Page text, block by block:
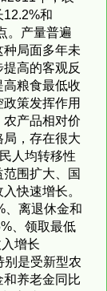
12.2%和
。产量普遍
局面多年未
高的客观反
粮食最低收
策发挥作用
产品相对价
，存在很大
人均转移性
围扩大、国
快速增长。
、离退休金和
、领取最低
增长
别是受新型农
养老金同比